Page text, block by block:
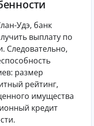
Удэ, банк
выплату по
Следовательно,
размер
рейтинг,
имущества
кредит